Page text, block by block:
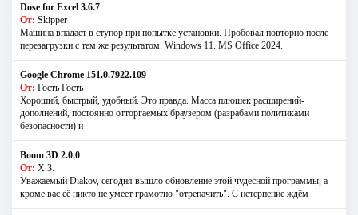
Dose for Excel 3.6.7
От: Skipper
Машина впадает в ступор при попытке установки. Пробовал повторно после
перезагрузки с тем же результатом. Windows 11. MS Offiсe 2024.
Google Chrome 151.0.7922.109
От: Гость Гость
Хороший, быстрый, удобный. Это правда. Масса плюшек расширений-
дополнений, постоянно отторгаемых браузером (разрабами политиками
безопасности) и
Boom 3D 2.0.0
От: Х.З.
Уважаемый Diakov, сегодня вышло обновление этой чудесной программы, а
кроме вас её никто не умеет грамотно "отрепачить". С нетерпение ждём